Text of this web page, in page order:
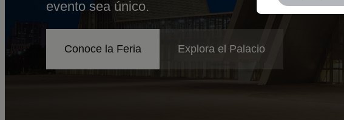
evento sea único.
Conoce la Feria Explora el Palacio